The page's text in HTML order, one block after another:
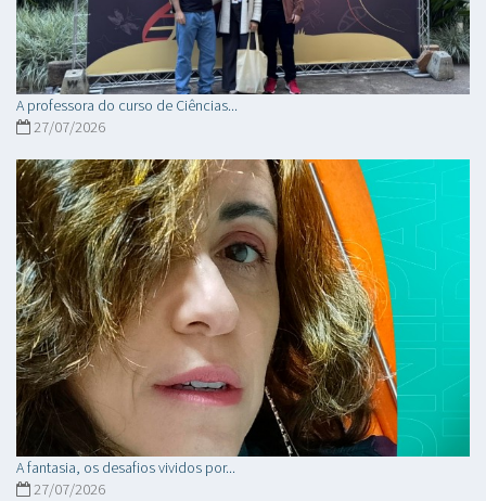
A professora do curso de Ciências...
27/07/2026
A fantasia, os desafios vividos por...
27/07/2026